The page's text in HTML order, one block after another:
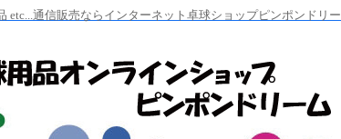
通信販売ならインターネット卓球ショップピンポンドリー